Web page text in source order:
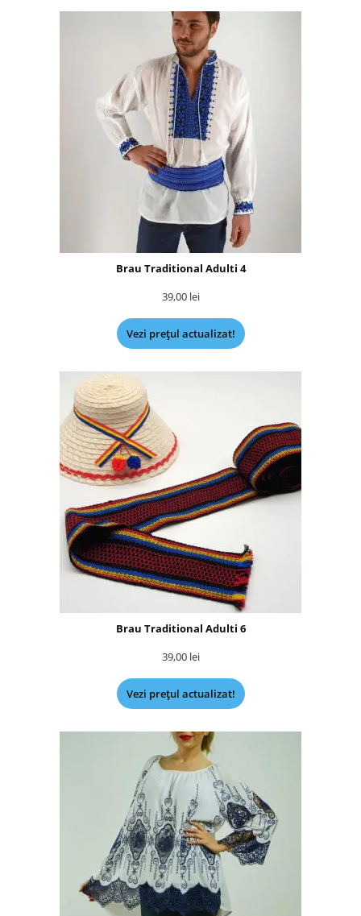
Brau Traditional Adulti 4
39,00 lei
Vezi prețul actualizat!
Brau Traditional Adulti 6
39,00 lei
Vezi prețul actualizat!